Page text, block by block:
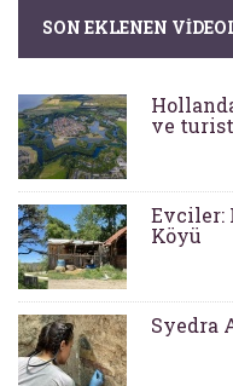
SON EKLENEN
ve
Evciler:
Köyü
Syedra